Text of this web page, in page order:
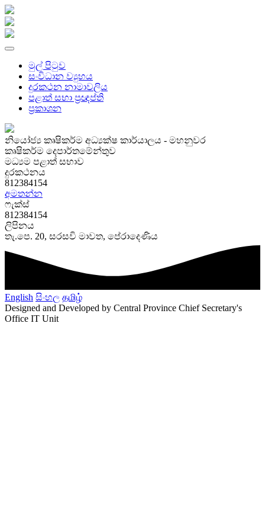
මුල් පිටුව
සංවිධාන ව්‍යුහය
දුරකථන නාමාවලිය
පළාත් සභා ප්‍රඥප්ති
ප්‍රකාශන
නියෝජ්‍ය කෘෂිකර්ම අධ්‍යක්ෂ කාර්යාලය - මහනුවර
කෘෂිකර්ම දෙපාර්තමේන්තුව
මධ්‍යම පළාත් සභාව
දුරකථනය
812384154
අමතන්න
ෆැක්ස්
812384154
ලිපිනය
තැ.පෙ. 20, සරසවි මාවත, පේරාදෙණිය
English සිංහල தமிழ்
Designed and Developed by Central Province Chief Secretary's
Office IT Unit